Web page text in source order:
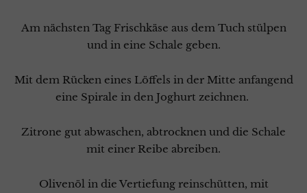
Am nächsten Tag Frischkäse aus dem Tuch stülpen
und in eine Schale geben.
Mit dem Rücken eines Löffels in der Mitte anfangend
eine Spirale in den Joghurt zeichnen.
Zitrone gut abwaschen, abtrocknen und die Schale
mit einer Reibe abreiben.
Olivenöl in die Vertiefung reinschütten, mit